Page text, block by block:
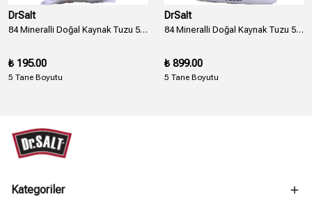
DrSalt
84 Mineralli Doğal Kaynak Tuzu 5 Boyut ve Numara Bez Paket - 1000 Gr.
₺ 195.00
5 Tane Boyutu
DrSalt
84 Mineralli Doğal Kaynak Tuzu 5 Boyut ve Numara Bez Paket - 5000 Gr. - 5 Kg.
₺ 899.00
5 Tane Boyutu
Kategoriler